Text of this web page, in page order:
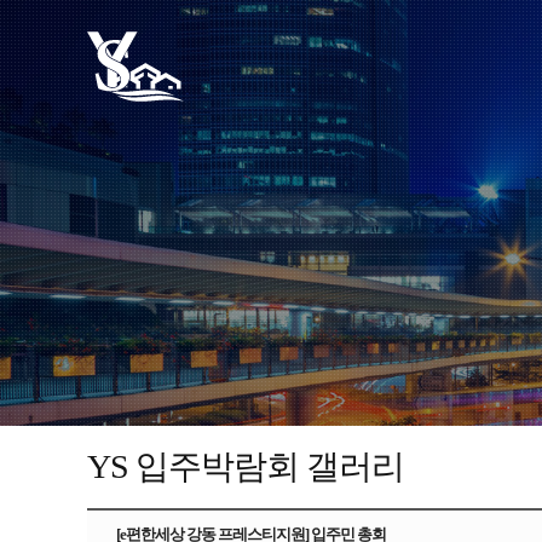
YS 입주박람회 갤러리
[e편한세상 강동 프레스티지원] 입주민 총회